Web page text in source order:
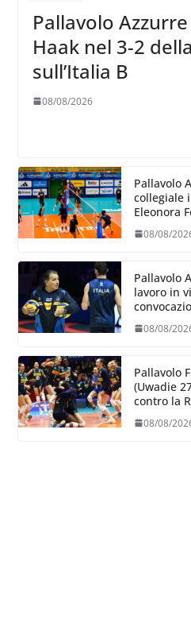
Pallavolo
Haak nel 3-2
sull’Italia B
08/08/2026
Pallavolo
collegiale
Eleonora
lavorando
dove poter
08/08/
Pallavolo
lavoro in
Giorgi
08/08/
Pallavolo
(Uwadie
contro la
08/08/